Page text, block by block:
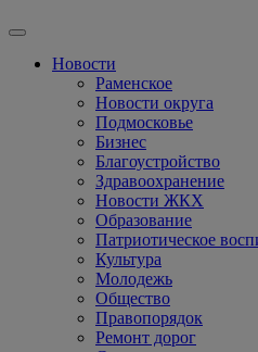
Новости
Раменское
Новости округа
Подмосковье
Бизнес
Благоустройство
Здравоохранение
Новости ЖКХ
Образование
Патриотическое
Культура
Молодежь
Общество
Правопорядок
Ремонт дорог